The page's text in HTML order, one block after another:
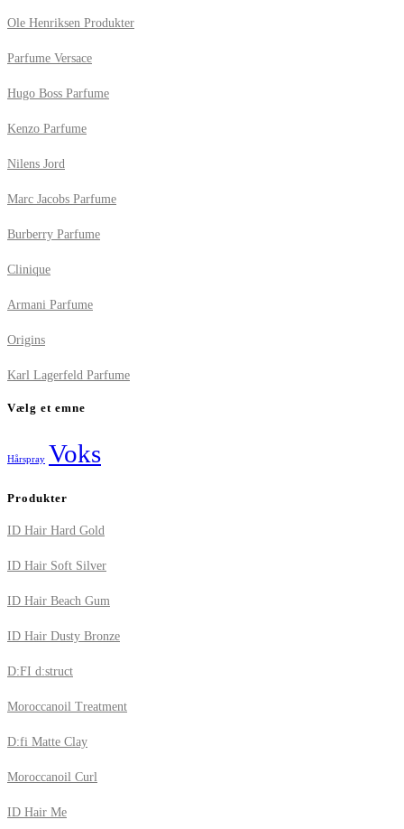
Ole Henriksen Produkter
Parfume Versace
Hugo Boss Parfume
Kenzo Parfume
Nilens Jord
Marc Jacobs Parfume
Burberry Parfume
Clinique
Armani Parfume
Origins
Karl Lagerfeld Parfume
Vælg et emne
Hårspray Voks
Produkter
ID Hair Hard Gold
ID Hair Soft Silver
ID Hair Beach Gum
ID Hair Dusty Bronze
D:FI d:struct
Moroccanoil Treatment
D:fi Matte Clay
Moroccanoil Curl
ID Hair Me